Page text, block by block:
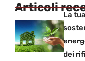
Articoli
La
dei